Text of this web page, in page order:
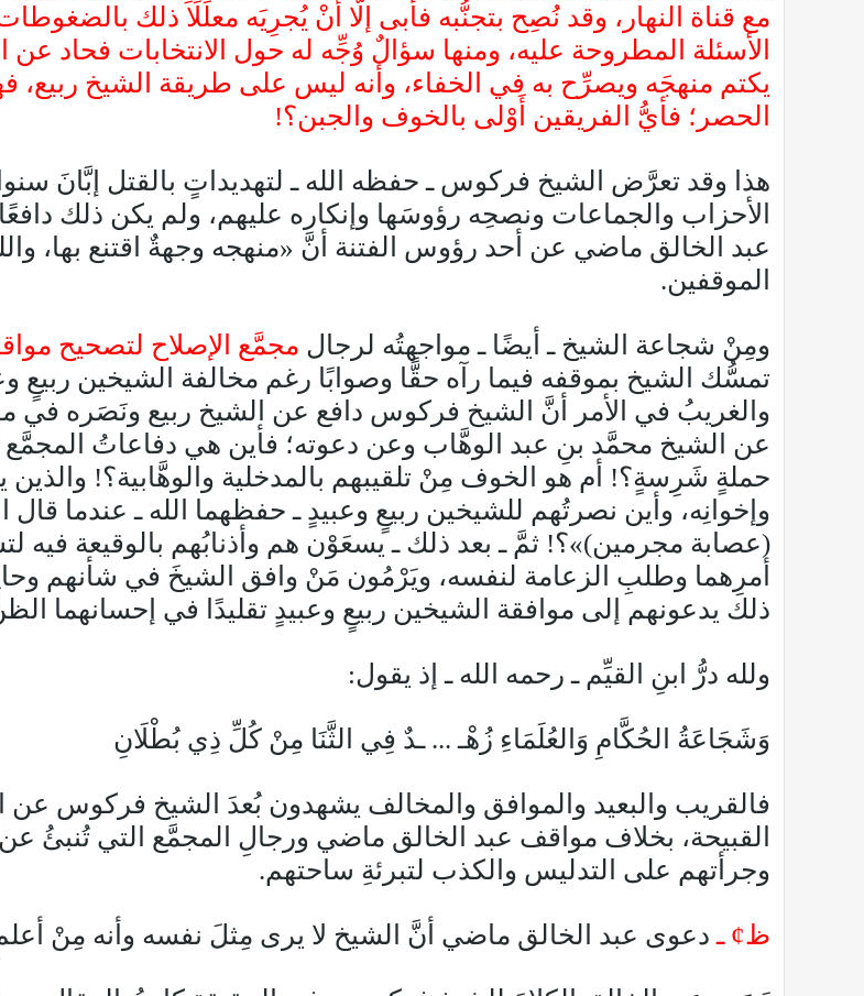
مع قناة النهار، وقد نُصِح بتجنُّبه فأبى إلَّا أَنْ يُجرِيَه معلِّلًا ذلك
الأسئلة المطروحة عليه، ومنها سؤالٌ وُجِّه له حول الانتخابات فحاد
يكتم منهجَه ويصرِّح به في الخفاء، وأنه ليس على طريقة الشيخ
الحصر؛ فأيُّ الفريقين أَوْلى بالخوف والجبن؟!
هذا وقد تعرَّض الشيخ فركوس ـ حفظه الله ـ لتهديداتٍ بالقتل إبَّانَ
الأحزاب والجماعات ونصحِه رؤوسَها وإنكاره عليهم، ولم يكن ذلك
عبد الخالق ماضي عن أحد رؤوس الفتنة أنَّ «منهجه وجهةٌ اقتنع بها،
الموقفين.
ومِنْ شجاعة الشيخ ـ أيضًا ـ مواجهتُه لرجال مجمَّع الإصلاح لتصحيح
تمسُّك الشيخ بموقفه فيما رآه حقًّا وصوابًا رغم مخالفة الشيخين ربيعٍ
والغريبُ في الأمر أنَّ الشيخ فركوس دافع عن الشيخ ربيع ونَصَره في
عن الشيخ محمَّد بنِ عبد الوهَّاب وعن دعوته؛ فأين هي دفاعاتُ
حملةٍ شَرِسةٍ؟! أم هو الخوف مِنْ تلقيبهم بالمدخلية والوهَّابية؟!
وإخوانِه، وأين نصرتُهم للشيخين ربيعٍ وعبيدٍ ـ حفظهما الله ـ عندما
(عصابة مجرمين)»؟! ثمَّ ـ بعد ذلك ـ يسعَوْن هم وأذنابُهم بالوقيعة فيه
أمرِهما وطلبِ الزعامة لنفسه، ويَرْمُون مَنْ وافق الشيخَ في شأنهم
ذلك يدعونهم إلى موافقة الشيخين ربيعٍ وعبيدٍ تقليدًا في إحسانهما
ولله درُّ ابنِ القيِّم ـ رحمه الله ـ إذ يقول:
وَشَجَاعَةُ الحُكَّامِ وَالعُلَمَاءِ زُهْـ ... ـدٌ فِي الثَّنَا مِنْ كُلِّ ذِي بُطْلَانِ
فالقريب والبعيد والموافق والمخالف يشهدون بُعدَ الشيخ فركوس
القبيحة، بخلاف مواقف عبد الخالق ماضي ورجالِ المجمَّع التي
وجرأتهم على التدليس والكذب لتبرئةِ ساحتهم.
ظ¢ ـدعوى عبد الخالق ماضي أنَّ الشيخ لا يرى مِثلَ نفسه وأنه مِنْ